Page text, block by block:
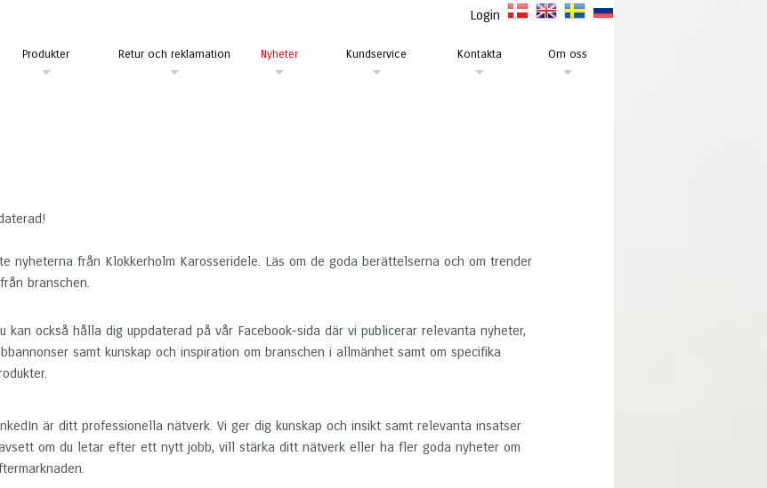
Login
Produkter Retur och reklamation Nyheter Kundservice Kontakta Om oss
nyheterna från Klokkerholm Karosseridele. Läs om de goda berättelserna och om trender
branschen.
kan också hålla dig uppdaterad på vår Facebook-sida där vi publicerar relevanta nyheter,
samt kunskap och inspiration om branschen i allmänhet samt om specifika
är ditt professionella nätverk. Vi ger dig kunskap och insikt samt relevanta insatser
om du letar efter ett nytt jobb, vill stärka ditt nätverk eller ha fler goda nyheter om